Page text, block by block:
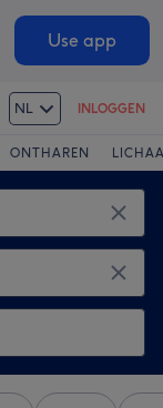
Use app
NL INLOGGEN
ONTHAREN